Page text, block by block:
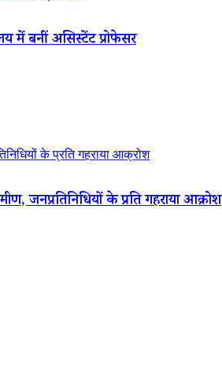
में बनीं असिस्टेंट प्रोफेसर
के प्रति गहराया आक्रोश
जनप्रतिनिधियों के प्रति गहराया आक्रोश